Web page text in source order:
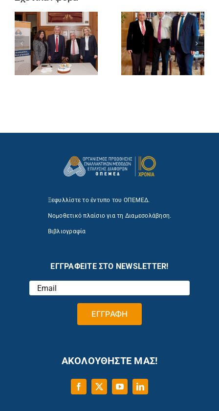
Ξεφυλλίστε το έντυπο του ΟΠΕΜΕΔ.
Νομοθετικό πλαίσιο για τη Διαμεσολάβηση.
Βιβλιογραφία
ΕΓΓΡΑΦΕΙΤΕ ΣΤΟ NEWSLETTER!
ΑΚΟΛΟΥΘΗΣΤΕ ΜΑΣ!